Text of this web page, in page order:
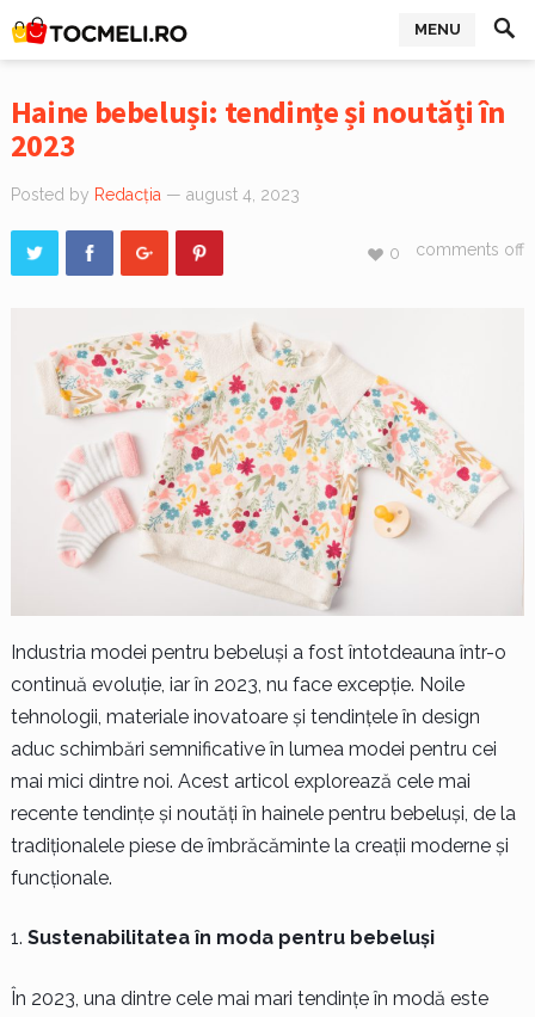
MENU
Haine bebeluși: tendințe și noutăți în
2023
Posted by Redacția — august 4, 2023
comments off
0
Industria modei pentru bebeluși a fost întotdeauna într-o
continuă evoluție, iar în 2023, nu face excepție. Noile
tehnologii, materiale inovatoare și tendințele în design
aduc schimbări semnificative în lumea modei pentru cei
mai mici dintre noi. Acest articol explorează cele mai
recente tendințe și noutăți în hainele pentru bebeluși, de la
tradiționalele piese de îmbrăcăminte la creații moderne și
funcționale.
Sustenabilitatea în moda pentru bebeluși
În 2023, una dintre cele mai mari tendințe în modă este